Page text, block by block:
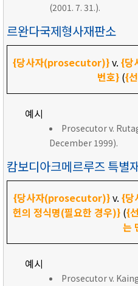
(2001. 7. 31.).
르완다국제형사재판소
{당사자(prosecutor)}v. {당
번호} ({
예시
Prosecutor v.
December 1999).
캄보디아크메르루즈 특별
{당사자(prosecutor)}v. {당
헌의 정식명(필요한 경우)} ({
는
예시
Prosecutor v.